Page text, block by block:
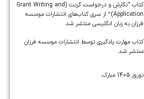
کتاب “نگارش و درخواست گرنت (Grant Writing and
Application)” از سری کتاب‌های انتشارات موسسه
فرزان به زبان انگلیسی منتشر شد.
کتاب مهارت یادگیری توسط انتشارات موسسه فرزان
منتشر شد.
نوروز 1405 مبارک.